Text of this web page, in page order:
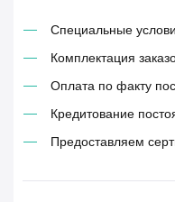
Специальные
Комплектация
Оплата по факту
Кредитование
Предоставляем